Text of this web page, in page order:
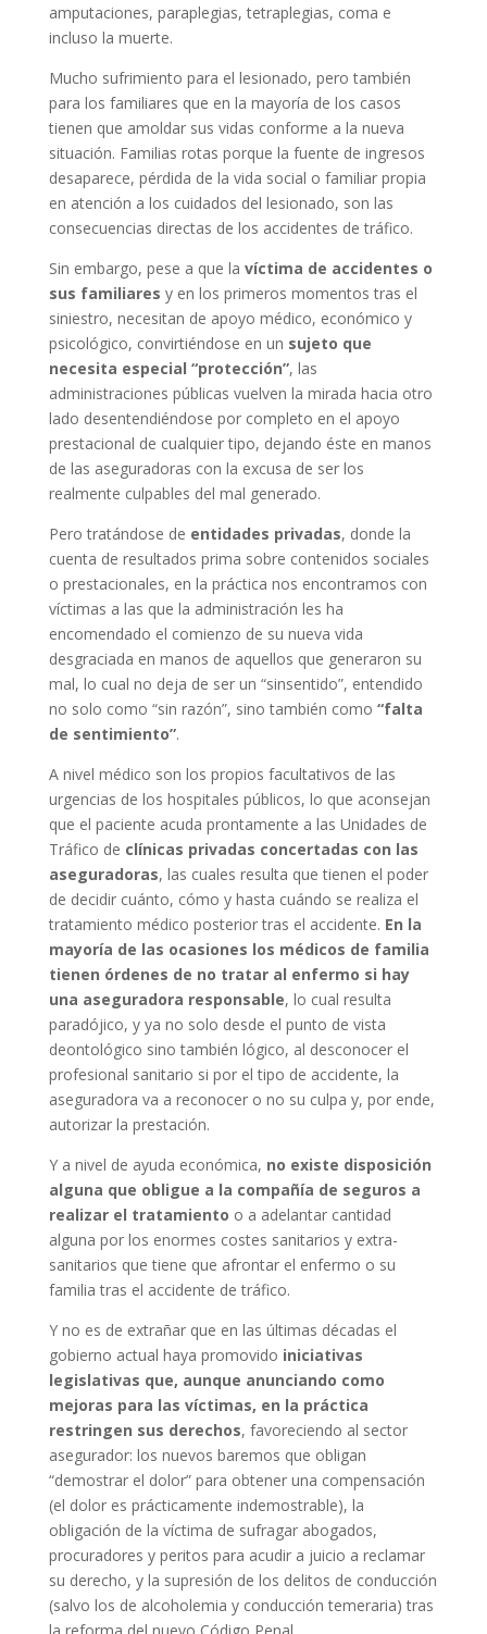
amputaciones, paraplegias, tetraplegias, coma e
incluso la muerte.
Mucho sufrimiento para el lesionado, pero también
para los familiares que en la mayoría de los casos
tienen que amoldar sus vidas conforme a la nueva
situación. Familias rotas porque la fuente de ingresos
desaparece, pérdida de la vida social o familiar propia
en atención a los cuidados del lesionado, son las
consecuencias directas de los accidentes de tráfico.
Sin embargo, pese a que la víctima de accidentes o
sus familiares y en los primeros momentos tras el
siniestro, necesitan de apoyo médico, económico y
psicológico, convirtiéndose en un sujeto que
necesita especial “protección”, las
administraciones públicas vuelven la mirada hacia otro
lado desentendiéndose por completo en el apoyo
prestacional de cualquier tipo, dejando éste en manos
de las aseguradoras con la excusa de ser los
realmente culpables del mal generado.
Pero tratándose de entidades privadas, donde la
cuenta de resultados prima sobre contenidos sociales
o prestacionales, en la práctica nos encontramos con
víctimas a las que la administración les ha
encomendado el comienzo de su nueva vida
desgraciada en manos de aquellos que generaron su
mal, lo cual no deja de ser un “sinsentido”, entendido
no solo como “sin razón”, sino también como “falta
de sentimiento”.
A nivel médico son los propios facultativos de las
urgencias de los hospitales públicos, lo que aconsejan
que el paciente acuda prontamente a las Unidades de
Tráfico de clínicas privadas concertadas con las
aseguradoras, las cuales resulta que tienen el poder
de decidir cuánto, cómo y hasta cuándo se realiza el
tratamiento médico posterior tras el accidente. En la
mayoría de las ocasiones los médicos de familia
tienen órdenes de no tratar al enfermo si hay
una aseguradora responsable, lo cual resulta
paradójico, y ya no solo desde el punto de vista
deontológico sino también lógico, al desconocer el
profesional sanitario si por el tipo de accidente, la
aseguradora va a reconocer o no su culpa y, por ende,
autorizar la prestación.
Y a nivel de ayuda económica, no existe disposición
alguna que obligue a la compañía de seguros a
realizar el tratamiento o a adelantar cantidad
alguna por los enormes costes sanitarios y extra-
sanitarios que tiene que afrontar el enfermo o su
familia tras el accidente de tráfico.
Y no es de extrañar que en las últimas décadas el
gobierno actual haya promovido iniciativas
legislativas que, aunque anunciando como
mejoras para las víctimas, en la práctica
restringen sus derechos, favoreciendo al sector
asegurador: los nuevos baremos que obligan
“demostrar el dolor” para obtener una compensación
(el dolor es prácticamente indemostrable), la
obligación de la víctima de sufragar abogados,
procuradores y peritos para acudir a juicio a reclamar
su derecho, y la supresión de los delitos de conducción
(salvo los de alcoholemia y conducción temeraria) tras
la reforma del nuevo Código Penal.